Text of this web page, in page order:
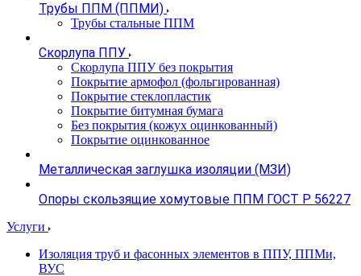
Трубы ППМ (ППМИ)
Трубы стальные ППМ
Скорлупа ППУ
Скорлупа ППУ без покрытия
Покрытие армофол (фольгированная)
Покрытие стеклопластик
Покрытие битумная бумага
Без покрытия (кожух оцинкованный)
Покрытие оцинкованное
Металлическая заглушка изоляции (МЗИ)
Опоры скользящие хомутовые ППМ ГОСТ Р 56227
Услуги
Изоляция труб и фасонных элементов в ППУ, ППМи,
ВУС